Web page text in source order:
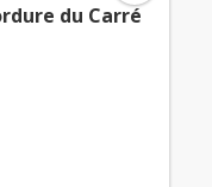
du Carré